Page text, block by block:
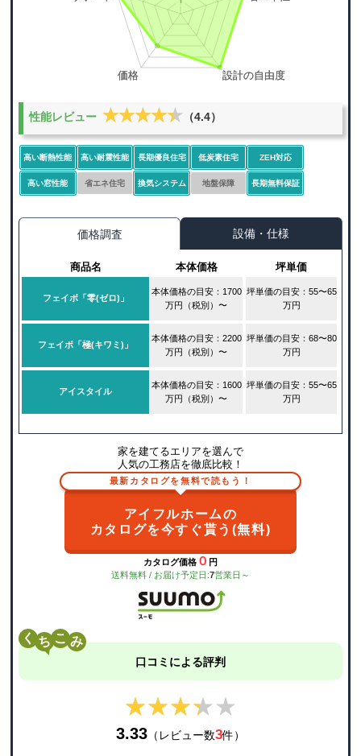
性能レビュー ★★★★★
★★★★★ （4.4）
高い断熱性能 高い耐震性能 長期優良住宅 低炭素住宅 ZEH対応
高い窓性能 省エネ住宅 換気システム 地盤保障 長期無料保証
価格調査 設備・仕様
商品名 本体価格 坪単価
フェイボ「零(ゼロ)」
本体価格の目安：1700
万円（税別）〜
坪単価の目安：55〜65
万円
フェイボ「極(キワミ)」
本体価格の目安：2200
万円（税別）〜
坪単価の目安：68〜80
万円
アイスタイル
本体価格の目安：1600
万円（税別）〜
坪単価の目安：55〜65
万円
家を建てるエリアを選んで
人気の工務店を徹底比較！
最新カタログを無料で読もう！
アイフルホームの
カタログを今すぐ貰う(無料)
カタログ価格 ０ 円
送料無料 / お届け予定日:7営業日～
く こ
口コミによる評判
★★★★★
★★★★★
3.33 （レビュー数3件）